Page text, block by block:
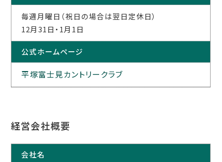
毎週月曜日（祝日の場合は翌日定休日）
12月31日・1月1日
公式ホームページ
平塚富士見カントリークラブ
経営会社概要
会社名